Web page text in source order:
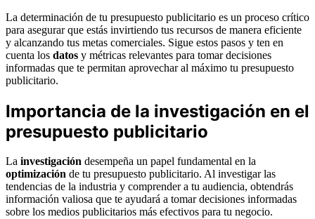
La determinación de tu presupuesto publicitario es un proceso crítico
para asegurar que estás invirtiendo tus recursos de manera eficiente
y alcanzando tus metas comerciales. Sigue estos pasos y ten en
cuenta los datos y métricas relevantes para tomar decisiones
informadas que te permitan aprovechar al máximo tu presupuesto
publicitario.
Importancia de la investigación en el
presupuesto publicitario
La investigación desempeña un papel fundamental en la
optimización de tu presupuesto publicitario. Al investigar las
tendencias de la industria y comprender a tu audiencia, obtendrás
información valiosa que te ayudará a tomar decisiones informadas
sobre los medios publicitarios más efectivos para tu negocio.